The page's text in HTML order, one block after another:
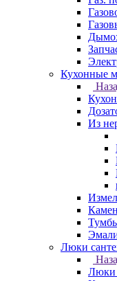
Кухонные
Из
Люки
Люки